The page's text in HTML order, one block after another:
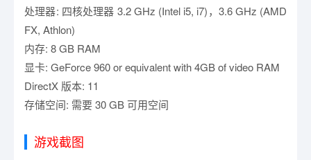
处理器: 四核处理器 3.2 GHz (Intel i5, i7)，3.6 GHz (AMD
FX, Athlon)
内存: 8 GB RAM
显卡: GeForce 960 or equivalent with 4GB of video RAM
DirectX 版本: 11
存储空间: 需要 30 GB 可用空间
游戏截图